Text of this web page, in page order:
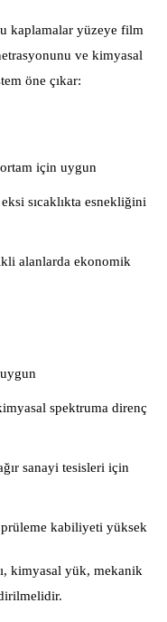
kaplamalar yüzeye film
ve kimyasal
öne çıkar:
için uygun
sıcaklıkta esnekliğini
alanlarda ekonomik
uygun
spektruma direnç
sanayi tesisleri için
kabiliyeti yüksek
kimyasal yük, mekanik